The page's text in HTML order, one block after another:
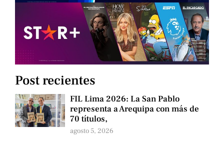
Post recientes
FIL Lima 2026: La San Pablo
representa a Arequipa con más de
70 títulos,
agosto 5, 2026